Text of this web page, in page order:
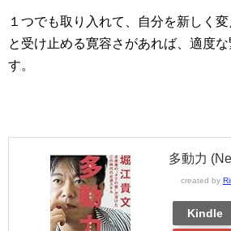
１つでも取り入れて、自分を新しく
と受け止める寛容さがあれば、適度
す。
多動力
created by
Kindle